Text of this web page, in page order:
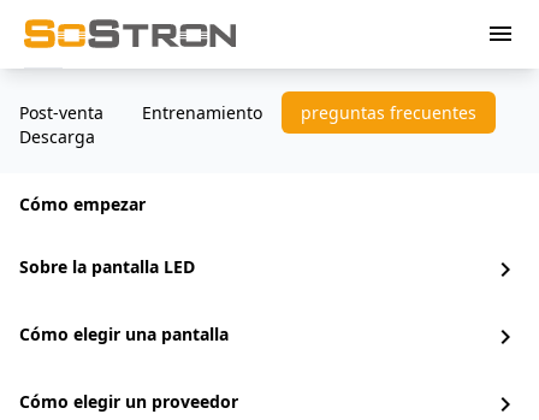
menu
Post-venta Entrenamiento
preguntas frecuentes
Descarga
Cómo empezar
Sobre la pantalla LED chevron_right
Cómo elegir una pantalla chevron_right
Cómo elegir un proveedor chevron_right